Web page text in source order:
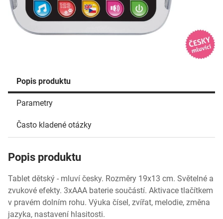
Popis produktu
Parametry
Často kladené otázky
Popis produktu
Tablet dětský - mluví česky. Rozměry 19x13 cm. Světelné a
zvukové efekty. 3xAAA baterie součástí. Aktivace tlačítkem
v pravém dolním rohu. Výuka čísel, zvířat, melodie, změna
jazyka, nastavení hlasitosti.